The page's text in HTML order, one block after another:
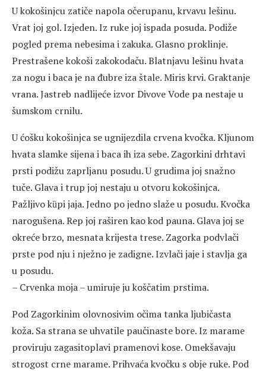
U kokošinjcu zatiče napola očerupanu, krvavu lešinu.
Vrat joj gol. Izjeden. Iz ruke joj ispada posuda. Podiže
pogled prema nebesima i zakuka. Glasno proklinje.
Prestrašene kokoši zakokodaču. Blatnjavu lešinu hvata
za nogu i baca je na đubre iza štale. Miris krvi. Graktanje
vrana. Jastreb nadlijeće izvor Divove Vode pa nestaje u
šumskom crnilu.
U ćošku kokošinjca se ugnijezdila crvena kvočka. Kljunom
hvata slamke sijena i baca ih iza sebe. Zagorkini drhtavi
prsti podižu zaprljanu posudu. U grudima joj snažno
tuče. Glava i trup joj nestaju u otvoru kokošinjca.
Pažljivo kȕpi jaja. Jedno po jedno slaže u posudu. Kvočka
narogušena. Rep joj raširen kao kod pauna. Glava joj se
okreće brzo, mesnata krijesta trese. Zagorka podvlači
prste pod nju i nježno je zadigne. Izvlači jaje i stavlja ga
u posudu.
– Crvenka moja – umiruje ju koščatim prstima.
Pod Zagorkinim olovnosivim očima tanka ljubičasta
koža. Sa strana se uhvatile paučinaste bore. Iz marame
proviruju zagasitoplavi pramenovi kose. Omekšavaju
strogost crne marame. Prihvaća kvočku s obje ruke. Pod